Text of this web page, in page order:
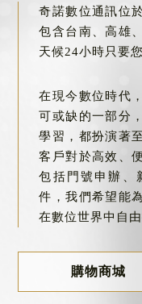
台南門號申辦奇諾數位通訊位
包含台南、高雄
天候24小時只要
在現今數位時代
可或缺的一部分
學習，都扮演著
客戶對於高效、
包括門號申辦、
件，我們希望能
在數位世界中自
購物商城